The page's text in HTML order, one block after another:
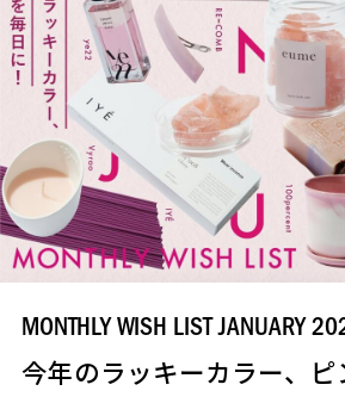
MONTHLY WISH LIST JANUARY
今年のラッキーカラー、ピ